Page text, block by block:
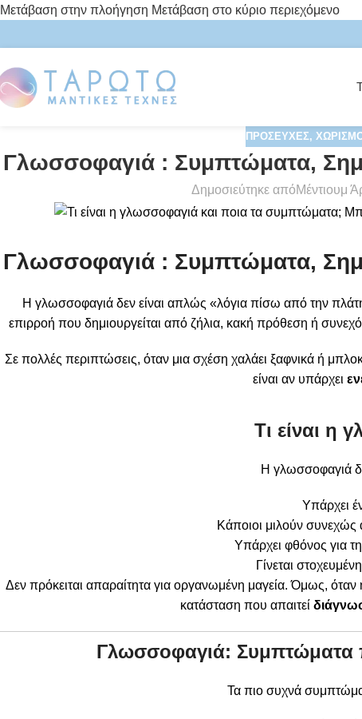
Μετάβαση στην πλοήγηση Μετάβαση στο κύριο περιεχόμενο
ΠΡΟΣΕΥΧΈΣ,
Γλωσσοφαγιά : Συμπτώματα,
Δημοσιεύτηκε απόΜέντιουμ
Γλωσσοφαγιά : Συμπτώματα,
Η γλωσσοφαγιά δεν είναι απλώς «λόγια πίσω από την
επιρροή που δημιουργείται από ζήλια, κακή πρόθεση ή
Σε πολλές περιπτώσεις, όταν μια σχέση χαλάει ξαφνικά ή
είναι αν υπάρχει
Τι είναι η
Η γλωσσοφαγιά
Υπάρχει
Κάποιοι μιλούν συνεχώς
Υπάρχει φθόνος για
Γίνεται
Δεν πρόκειται απαραίτητα για οργανωμένη μαγεία. Όμως, όταν
κατάσταση που απαιτεί
Γλωσσοφαγιά: Συμπτώματα
Τα πιο συχνά